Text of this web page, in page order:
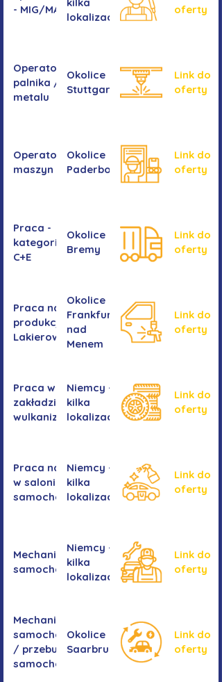
- MIG/MAG/TIG
lokalizacji
oferty
Operator/operatorka
palnika / Cięcie
metalu
Okolice
Stuttgartu
Link do
oferty
Operator/operatorka
maszyn CNC
Okolice
Paderborn
Link do
oferty
Praca -
kategoria
C+E
Okolice
Bremy
Link do
oferty
Praca na
produkcji -
Lakierowanie
Okolice
Frankfurtu
nad
Menem
Link do
oferty
Praca w
zakładzie
wulkanizacyjnym
Niemcy -
kilka
lokalizacji
Link do
oferty
Praca na myjni
w salonie
samochodowym
Niemcy -
kilka
lokalizacji
Link do
oferty
Mechanika
samochodowa
Niemcy -
kilka
lokalizacji
Link do
oferty
Mechanika
samochodowa
/ przebudowa
samochodów
Okolice
Saarbrucken
Link do
oferty